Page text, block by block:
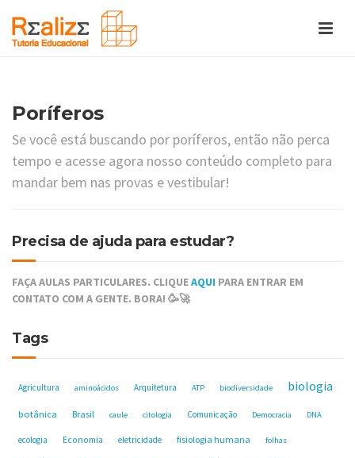
Poríferos
Se você está buscando por poríferos, então não perca
tempo e acesse agora nosso conteúdo completo para
mandar bem nas provas e vestibular!
Precisa de ajuda para estudar?
FAÇA AULAS PARTICULARES. CLIQUEAQUI PARA ENTRAR EM
CONTATO COM A GENTE. BORA! 🥳🚀
Tags
Agricultura aminoácidos Arquitetura ATP biodiversidade biologia
botânica Brasil caule citologia Comunicação Democracia DNA
ecologia Economia eletricidade fisiologia humana folhas